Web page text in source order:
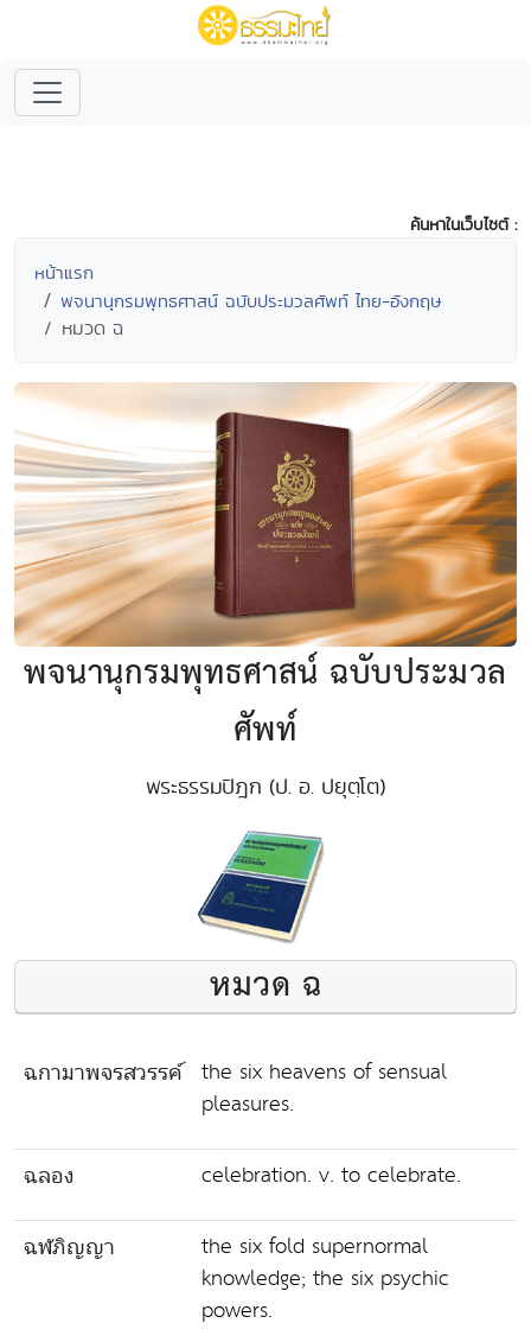
ค้นหาในเว็บไซต์ :
หน้าแรก
พจนานุกรมพุทธศาสน์ ฉบับประมวลศัพท์ ไทย-อังกฤษ
หมวด ฉ
พจนานุกรมพุทธศาสน์ ฉบับประมวล
ศัพท์
พระธรรมปิฎก (ป. อ. ปยุตฺโต)
หมวด ฉ
ฉกามาพจรสวรรค์
the six heavens of sensual
pleasures.
ฉลอง celebration. v. to celebrate.
ฉฬภิญญา
the six fold supernormal
knowledge; the six psychic
powers.